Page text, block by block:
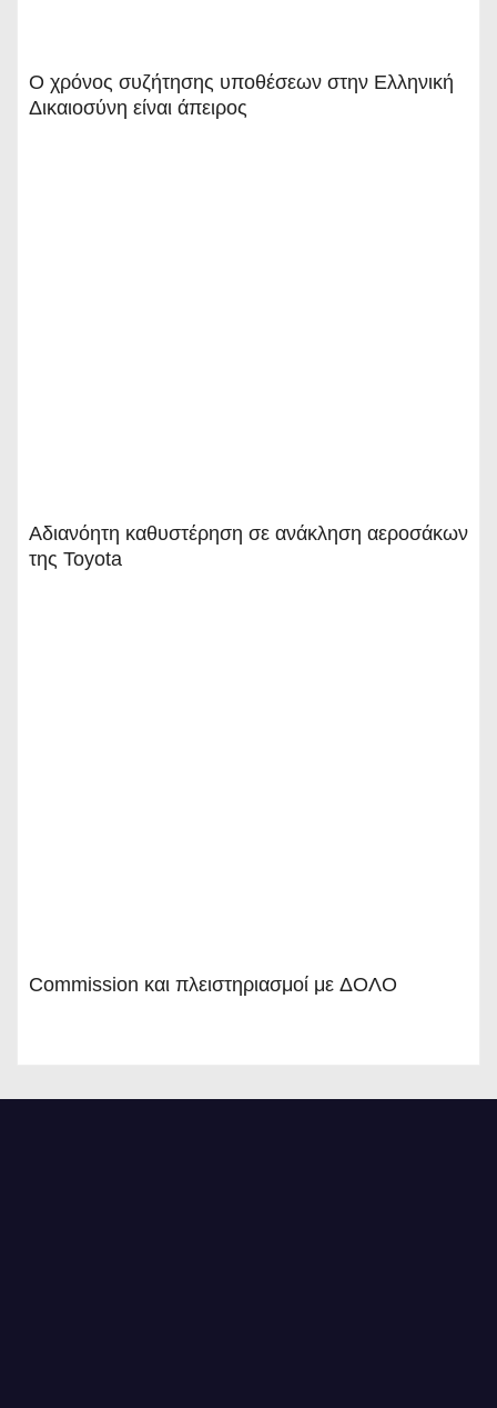
Ο χρόνος συζήτησης υποθέσεων στην Ελληνική
Δικαιοσύνη είναι άπειρος
Αδιανόητη καθυστέρηση σε ανάκληση αεροσάκων
της Toyota
Commission και πλειστηριασμοί με ΔΟΛΟ